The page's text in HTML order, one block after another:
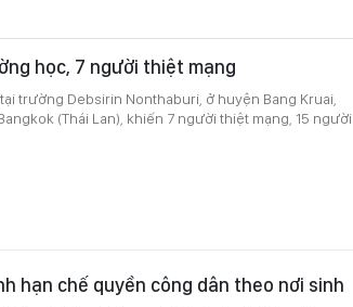
học, 7 người thiệt mạng
trường Debsirin Nonthaburi, ở huyện Bang Kruai,
(Thái Lan), khiến 7 người thiệt mạng, 15 người
hạn chế quyền công dân theo nơi sinh